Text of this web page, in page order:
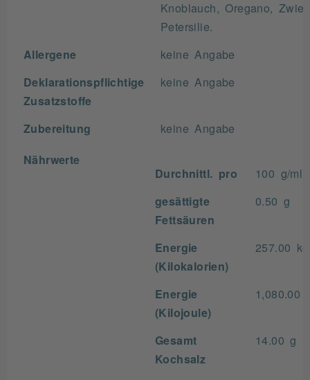
Knoblauch, Oregano,
Petersilie.
Allergene keine Angabe
Deklarationspflichtige
Zusatzstoffe
keine Angabe
Zubereitung keine Angabe
Nährwerte
Durchnittl. pro
100 g/ml
gesättigte
Fettsäuren
0.50 g
Energie
(Kilokalorien)
257.00
Energie
(Kilojoule)
1,080.00
Gesamt
Kochsalz
14.00 g